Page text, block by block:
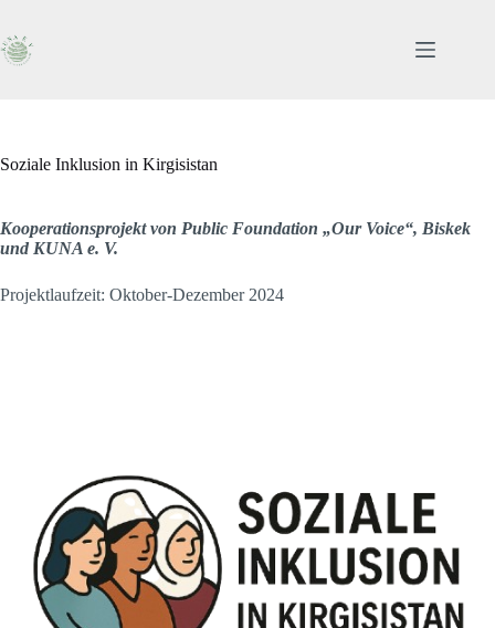
springen
Soziale Inklusion in Kirgisistan
Kooperationsprojekt von Public Foundation „Our Voice“, Biskek
und KUNA e. V.
Projektlaufzeit: Oktober-Dezember 2024